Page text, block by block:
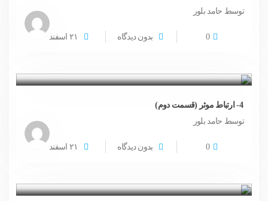
توسط حامد بلور
0 بدون دیدگاه ۲۱ اسفند
4- ارتباط موثر (قسمت دوم)
توسط حامد بلور
0 بدون دیدگاه ۲۱ اسفند